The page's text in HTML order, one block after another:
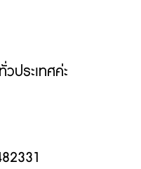
ประเทศค่ะ